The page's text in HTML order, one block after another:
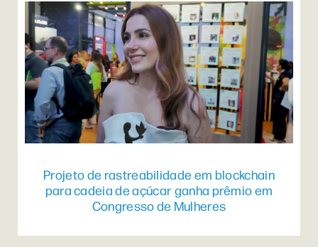
Projeto de rastreabilidade em blockchain
para cadeia de açúcar ganha prêmio em
Congresso de Mulheres